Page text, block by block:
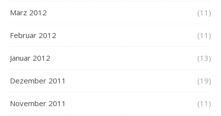
März 2012 (11)
Februar 2012 (11)
Januar 2012 (13)
Dezember 2011 (19)
November 2011 (11)